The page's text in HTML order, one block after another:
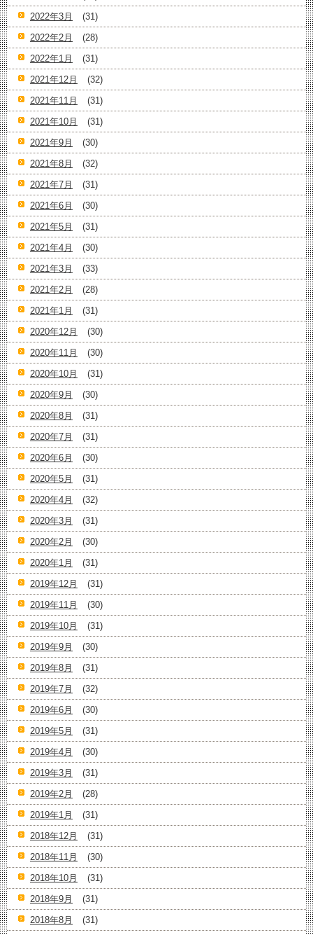
2022年3月
(31)
2022年2月
(28)
2022年1月
(31)
2021年12月
(32)
2021年11月
(31)
2021年10月
(31)
2021年9月
(30)
2021年8月
(32)
2021年7月
(31)
2021年6月
(30)
2021年5月
(31)
2021年4月
(30)
2021年3月
(33)
2021年2月
(28)
2021年1月
(31)
2020年12月
(30)
2020年11月
(30)
2020年10月
(31)
2020年9月
(30)
2020年8月
(31)
2020年7月
(31)
2020年6月
(30)
2020年5月
(31)
2020年4月
(32)
2020年3月
(31)
2020年2月
(30)
2020年1月
(31)
2019年12月
(31)
2019年11月
(30)
2019年10月
(31)
2019年9月
(30)
2019年8月
(31)
2019年7月
(32)
2019年6月
(30)
2019年5月
(31)
2019年4月
(30)
2019年3月
(31)
2019年2月
(28)
2019年1月
(31)
2018年12月
(31)
2018年11月
(30)
2018年10月
(31)
2018年9月
(31)
2018年8月
(31)